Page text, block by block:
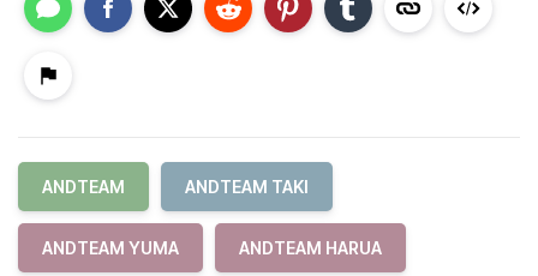
ANDTEAM ANDTEAM TAKI
ANDTEAM YUMA ANDTEAM HARUA